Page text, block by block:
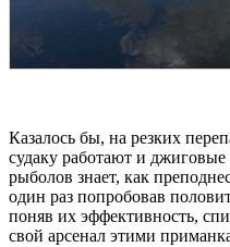
Казалось бы, на резких
судаку работают и
рыболов знает, как
один раз попробовав
поняв их эффективность,
свой арсенал этими